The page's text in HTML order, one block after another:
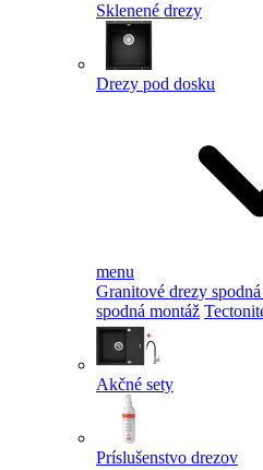
Sklenené drezy
Drezy pod dosku
menu
Granitové drezy
spodná montáž
Akčné sety
Príslušenstvo drezov